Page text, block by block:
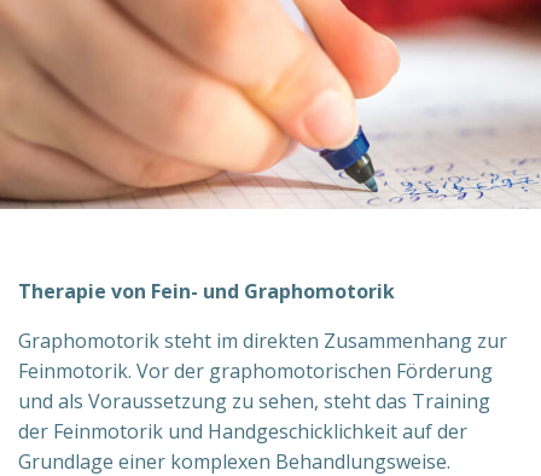
Therapie von Fein- und Graphomotorik
Graphomotorik steht im direkten Zusammenhang zur
Feinmotorik. Vor der graphomotorischen Förderung
und als Voraussetzung zu sehen, steht das Training
der Feinmotorik und Handgeschicklichkeit auf der
Grundlage einer komplexen Behandlungsweise.